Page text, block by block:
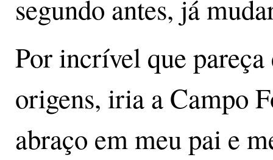
segundo antes, já
Por incrível que
origens, iria a Campo
abraço em meu pai e